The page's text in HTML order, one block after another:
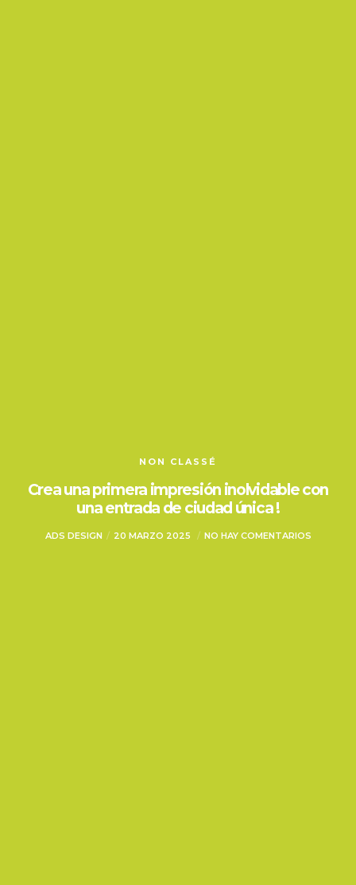
NON CLASSÉ
Crea una primera impresión inolvidable con
una entrada de ciudad única !
ADS DESIGN 20 MARZO 2025 NO HAY COMENTARIOS